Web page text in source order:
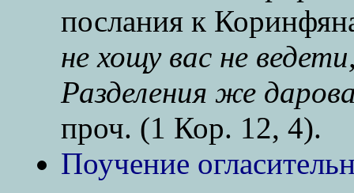
послания к
не хощу вас не
Разделения же
проч. (1 Кор. 12, 4).
Поучение